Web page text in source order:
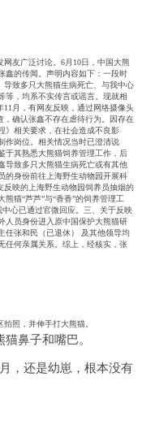
友广泛讨论。6月10日，中国大熊
的传闻。 声明内容如下： 一段时
导致多只大熊猫生病死亡、与我中心
等，均系不实传言或谣言。现就相
11月，有网友反映，通过网络摄像头
，确认张鑫不存在虐待行为。因存在
》相关要求，在社会造成不良影
作岗位。相关情况当时已澄清说
于其熟悉大熊猫饲养管理工作，后
导致多只大熊猫生病死亡或有其他
的身份前往上海野生动物园开展科
反映的上海野生动物园饲养员抽烟的
猫“芦芦”与“香香”的饲养管理工
心已通过官微回应。 三、关于反映
人员身份进入原中国保护大熊猫研
任张和民（已退休） 及其他领导均
任何亲属关系。综上，经核实，张
照，并伸手打大熊猫。
鼻子和嘴巴。
，还是幼崽，根本没有